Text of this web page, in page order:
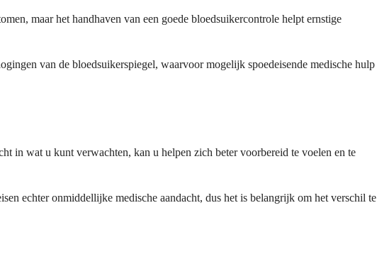
maar het handhaven van een goede bloedsuikercontrole helpt ernstige
van de bloedsuikerspiegel, waarvoor mogelijk spoedeisende medische hulp
in wat u kunt verwachten, kan u helpen zich beter voorbereid te voelen en te
echter onmiddellijke medische aandacht, dus het is belangrijk om het verschil te